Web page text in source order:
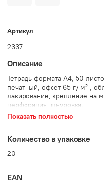
Артикул
2337
Описание
Тетрадь формата А4, 50
печатный, офсет 65 г/ м² ,
лакирование, крепление на
перфорация, шнуровка.
Количество в упаковке: 20 шт.
Показать полностью
Количество в упаковке
20
EAN